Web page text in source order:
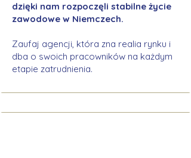
dzięki nam rozpoczęli stabilne życie
zawodowe w Niemczech.
Zaufaj agencji, która zna realia rynku i
dba o swoich pracowników na każdym
etapie zatrudnienia.